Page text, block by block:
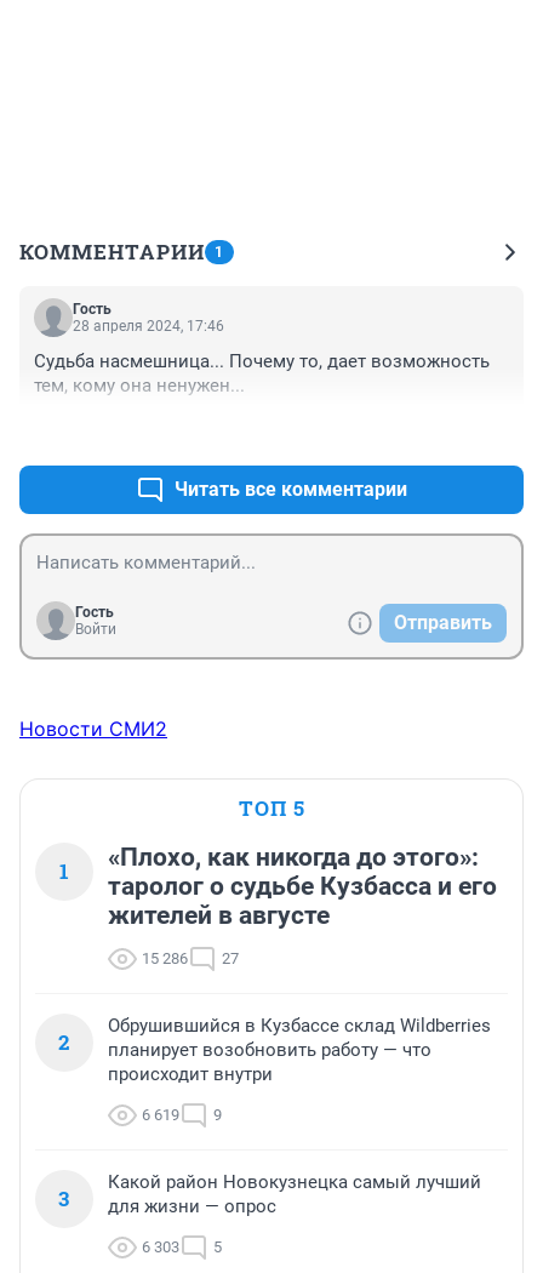
КОММЕНТАРИИ 1
Гость
28 апреля 2024, 17:46
Судьба насмешница... Почему то, дает возможность
тем, кому она ненужен...
Читать все комментарии
Гость
Войти
Отправить
Новости СМИ2
ТОП 5
1
«Плохо, как никогда до этого»:
таролог о судьбе Кузбасса и его
жителей в августе
15 286 27
2
Обрушившийся в Кузбассе склад Wildberries
планирует возобновить работу — что
происходит внутри
6 619 9
3
Какой район Новокузнецка самый лучший
для жизни — опрос
6 303 5